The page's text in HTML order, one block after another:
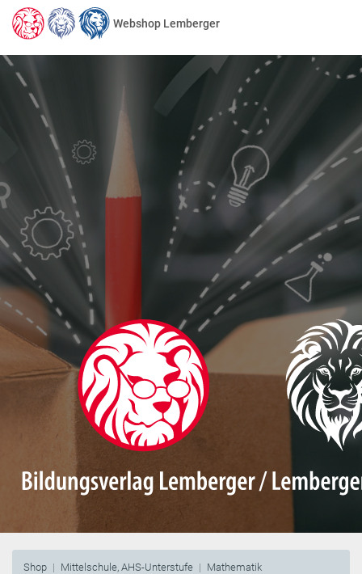
Webshop Lemberger
Shop Mittelschule, AHS-Unterstufe
Mathematik